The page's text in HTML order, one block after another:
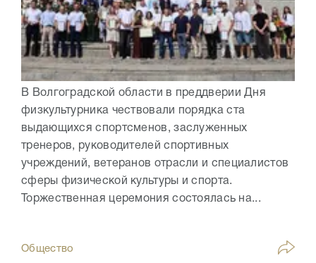
В Волгоградской области в преддверии Дня
физкультурника чествовали порядка ста
выдающихся спортсменов, заслуженных
тренеров, руководителей спортивных
учреждений, ветеранов отрасли и специалистов
сферы физической культуры и спорта.
Торжественная церемония состоялась на...
Общество